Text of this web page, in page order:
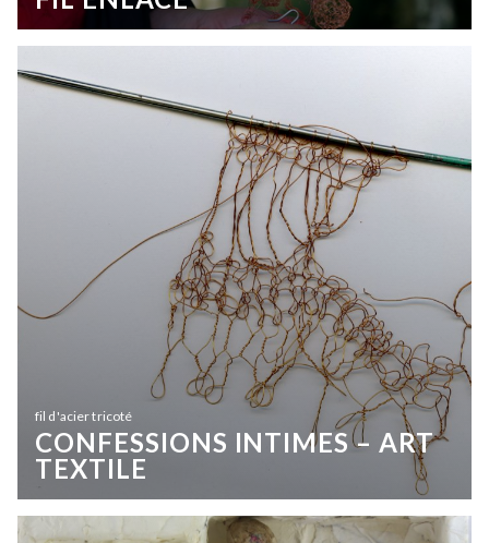
fil d'acier tricoté
CONFESSIONS INTIMES – ART
TEXTILE